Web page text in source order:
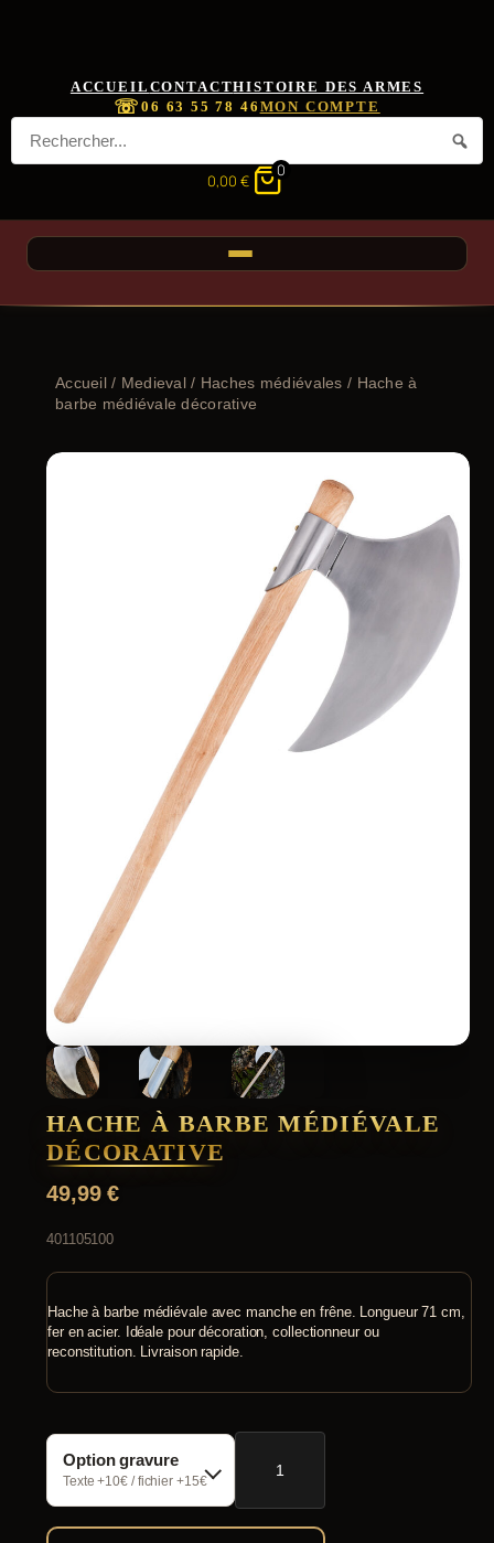
ACCUEIL CONTACTHISTOIRE DES ARMES
☏06 63 55 78 46 MON COMPTE
0,00 €
0
Accueil/ Medieval / Haches médiévales / Hache à
barbe médiévale décorative
HACHE À BARBE MÉDIÉVALE
DÉCORATIVE
49,99€
401105100
Hache à barbe médiévale avec manche en frêne. Longueur 71 cm,
fer en acier. Idéale pour décoration, collectionneur ou
reconstitution. Livraison rapide.
Option gravure
Texte +10€ / fichier +15€
quantité
à